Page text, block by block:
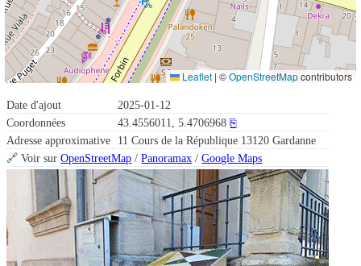
Date d'ajout
2025-01-12
Coordonnées
43.4556011, 5.4706968 ⎘
Adresse approximative
11 Cours de la République 13120 Gardanne
🔗 Voir surOpenStreetMap /Panoramax /Google Maps
Leaflet | ©OpenStreetMapcontributors